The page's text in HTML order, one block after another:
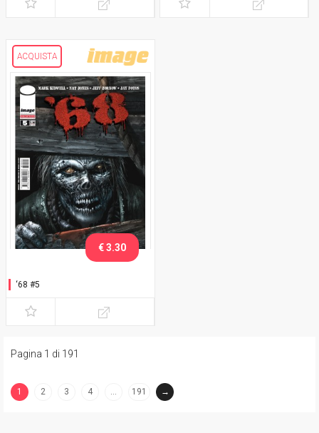
ACQUISTA
‘68 #5
€ 3.30
Pagina 1 di 191
1
2 3 4 … 191 →